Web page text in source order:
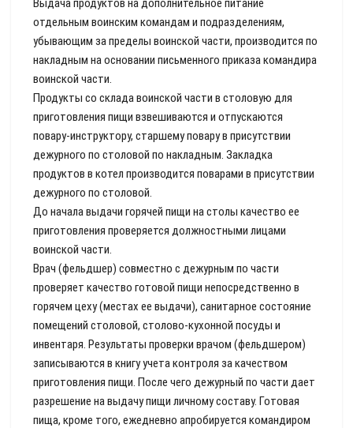
Выдача продуктов на дополнительное питание
отдельным воинским командам и подразделениям,
убывающим за пределы воинской части, производится по
накладным на основании письменного приказа командира
воинской части.
Продукты со склада воинской части в столовую для
приготовления пищи взвешиваются и отпускаются
повару-инструктору, старшему повару в присутствии
дежурного по столовой по накладным. Закладка
продуктов в котел производится поварами в присутствии
дежурного по столовой.
До начала выдачи горячей пищи на столы качество ее
приготовления проверяется должностными лицами
воинской части.
Врач (фельдшер) совместно с дежурным по части
проверяет качество готовой пищи непосредственно в
горячем цеху (местах ее выдачи), санитарное состояние
помещений столовой, столово-кухонной посуды и
инвентаря. Результаты проверки врачом (фельдшером)
записываются в книгу учета контроля за качеством
приготовления пищи. После чего дежурный по части дает
разрешение на выдачу пищи личному составу. Готовая
пища, кроме того, ежедневно апробируется командиром